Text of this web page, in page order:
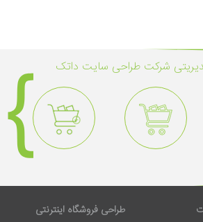
شرکت طراحی سایت داتک
طراحی فروشگاه اینترنتی